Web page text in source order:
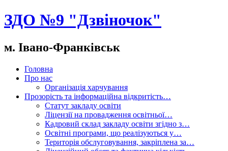
ЗДО №9 "Дзвіночок"
м. Івано-Франківськ
Головна
Про нас
Організація харчування
Прозорість та інформаційна відкритість…
Статут закладу освіти
Ліцензії на провадження освітньої…
Кадровий склад закладу освіти згідно з…
Освітні програми, що реалізуються у…
Територія обслуговування, закріплена за…